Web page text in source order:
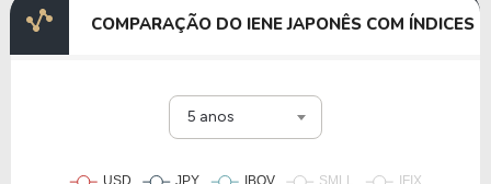
COMPARAÇÃO DO IENE JAPONÊS COM ÍNDICES
5 anos